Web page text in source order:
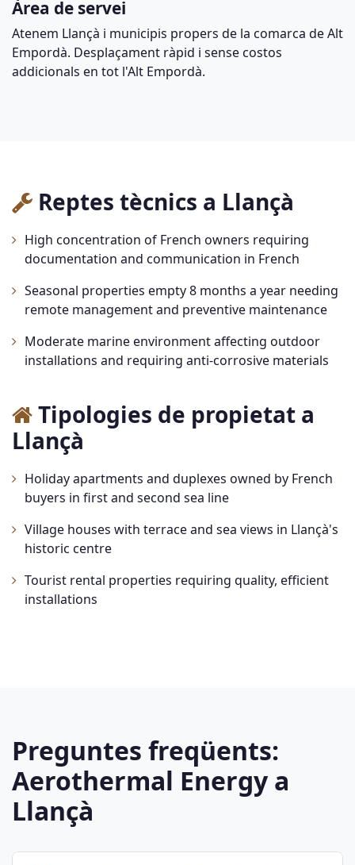
Àrea de servei
Atenem Llançà i municipis propers de la comarca de Alt
Empordà. Desplaçament ràpid i sense costos
addicionals en tot l'Alt Empordà.
Reptes tècnics a Llançà
High concentration of French owners requiring
documentation and communication in French
Seasonal properties empty 8 months a year needing
remote management and preventive maintenance
Moderate marine environment affecting outdoor
installations and requiring anti-corrosive materials
Tipologies de propietat a
Llançà
Holiday apartments and duplexes owned by French
buyers in first and second sea line
Village houses with terrace and sea views in Llançà's
historic centre
Tourist rental properties requiring quality, efficient
installations
Preguntes freqüents:
Aerothermal Energy a
Llançà